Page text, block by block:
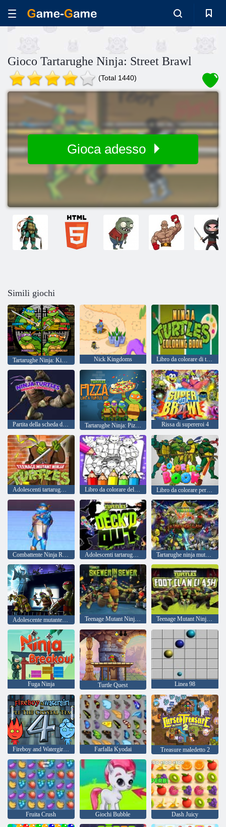
Gioco Tartarughe Ninja: Street Brawl
(Total 1440)
Gioca adesso
Simili giochi
Tartarughe Ninja: Kickin 'It Old School Nick Kingdoms Libro da colorare di tartarughe ninja
Partita della scheda di memoria delle tartarughe ninja Tartarughe Ninja: Pizza come una tartaruga! Rissa di supereroi 4
Adolescenti tartarughe ninja mutanti Libro da colorare delle tartarughe ninja Libro da colorare per tartarughe ninja
Combattente Ninja Runner Adolescenti tartarughe ninja mutanti agghindate Tartarughe ninja mutanti adolescenti vs Power Rangers: Ultimate Hero Clash
Teenage Mutant Ninja Turtles: Spiedo nelle fogne Teenage Mutant Ninja Turtles Piede Clash Clash
Fuga Ninja Turtle Quest Linea 98
Fireboy and Watergirl 4: Tempio di Cristallo Farfalla Kyodai Treasure maledetto 2
Fruita Crush Giochi Bubble Dash Juicy